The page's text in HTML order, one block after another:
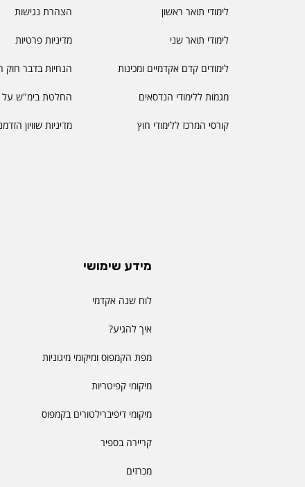
לימודי תואר ראשון
לימודי תואר שני
לימודים קדם אקדמיים ומכינות
מגמות ללימודי הנדסאים
קורסי המרכז ללימודי חוץ
הצהרת נגישות
מדיניות פרטיות
הנחיות בדבר חוק
החלטת בימ"ש על
מדיניות שוויון
מידע שימושי
לוח שנה אקדמי
איך להגיע?
מפת הקמפוס ומיקומי מיגוניות
מיקומי קפיטריות
מיקומי דיפיברילטורים בקמפוס
קריירה בספיר
מכרזים